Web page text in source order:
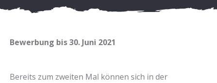
Bewerbung bis 30. Juni 2021
Bereits zum zweiten Mal können sich in der